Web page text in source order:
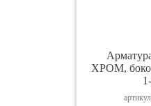
ХРОМ,